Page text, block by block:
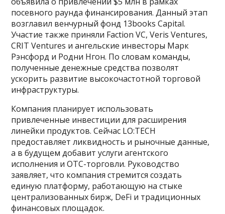
посевного раунда финансирования. Данный этап
возглавил венчурный фонд 13books Capital.
Участие также приняли Faction VC, Veris Ventures,
CRIT Ventures и ангельские инвесторы Марк
Рэнсфорд и Родни Нгон. По словам команды,
полученные денежные средства позволят
ускорить развитие высокочастотной торговой
инфраструктуры.
Компания планирует использовать
привлеченные инвестиции для расширения
линейки продуктов. Сейчас LO:TECH
предоставляет ликвидность и рыночные данные,
а в будущем добавит услуги агентского
исполнения и OTC-торговли. Руководство
заявляет, что компания стремится создать
единую платформу, работающую на стыке
централизованных бирж, DeFi и традиционных
финансовых площадок.